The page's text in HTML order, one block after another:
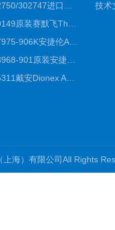
827975-906K安捷伦Agilent原装ZORBAX液相色谱柱*
035311戴安Dionex AS4分析柱阴离子交换色谱柱厂家
技术
上海）有限公司All Rights